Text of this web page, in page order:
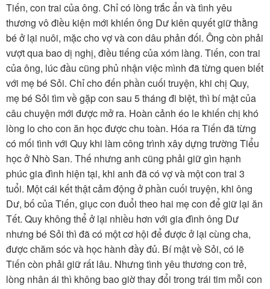
TÌM KIẾM
Vận hành bởi QI Corp
Tiến, con trai của ông. Chỉ có lòng trắc ẩn và tình yêu
thương vô điều kiện mới khiến ông Dư kiên quyết giữ thằng
bé ở lại nuôi, mặc cho vợ và con dâu phản đối. Ông còn phải
vượt qua bao dị nghị, điều tiếng của xóm làng. Tiến, con trai
của ông, lúc đầu cũng phủ nhận việc mình đã từng quen biết
với mẹ bé Sỏi. Chỉ cho đến phần cuối truyện, khi chị Quy,
mẹ bé Sỏi tìm về gặp con sau 5 tháng đi biệt, thì bí mật của
câu chuyện mới được mở ra. Hoàn cảnh éo le khiến chị khó
lòng lo cho con ăn học được chu toàn. Hóa ra Tiến đã từng
có mối tình với Quy khi làm công trình xây dựng trường Tiểu
học ở Nhò San. Thế nhưng anh cũng phải giữ gìn hạnh
phúc gia đình hiện tại, khi anh đã có vợ và một con trai 3
tuổi. Một cái kết thật cảm động ở phần cuối truyện, khi ông
Dư, bố của Tiến, giục con đuổi theo hai mẹ con để giữ lại ăn
Tết. Quy không thể ở lại nhiều hơn với gia đình ông Dư
nhưng bé Sỏi thì đã có một cơ hội để được ở lại cùng cha,
được chăm sóc và học hành đầy đủ. Bí mật về Sỏi, có lẽ
Tiến còn phải giữ rất lâu. Nhưng tình yêu thương con trẻ,
lòng nhân ái thì không bao giờ thay đổi trong trái tim mỗi con